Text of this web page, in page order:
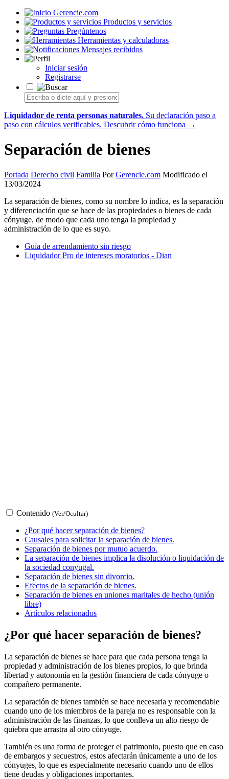
Gerencie.com
Productos y servicios
Pregúntenos
Herramientas y calculadoras
Mensajes recibidos
Iniciar sesión
Registrarse
Liquidador de renta personas naturales. Su declaración paso a
paso con cálculos verificables. Descubrir cómo funciona →
Separación de bienes
Portada Derecho civil Familia PorGerencie.com Modificado el
13/03/2024
La separación de bienes, como su nombre lo indica, es la separación
y diferenciación que se hace de las propiedades o bienes de cada
cónyuge, de modo que cada uno tenga la propiedad y
administración de lo que es suyo.
Guía de arrendamiento sin riesgo
Liquidador Pro de intereses moratorios - Dian
Contenido (Ver/Ocultar)
¿Por qué hacer separación de bienes?
Causales para solicitar la separación de bienes.
Separación de bienes por mutuo acuerdo.
La separación de bienes implica la disolución o liquidación de
la sociedad conyugal.
Separación de bienes sin divorcio.
Efectos de la separación de bienes.
Separación de bienes en uniones maritales de hecho (unión
libre)
Artículos relacionados
¿Por qué hacer separación de bienes?
La separación de bienes se hace para que cada persona tenga la
propiedad y administración de los bienes propios, lo que brinda
libertad y autonomía en la gestión financiera de cada cónyuge o
compañero permanente.
La separación de bienes también se hace necesaria y recomendable
cuando uno de los miembros de la pareja no es responsable con la
administración de las finanzas, lo que conlleva un alto riesgo de
quiebra que arrastra al otro cónyuge.
También es una forma de proteger el patrimonio, puesto que en caso
de embargos y secuestros, estos afectarán únicamente a uno de los
cónyuges, lo que es especialmente necesario cuando uno de ellos
tiene deudas y obligaciones importantes.